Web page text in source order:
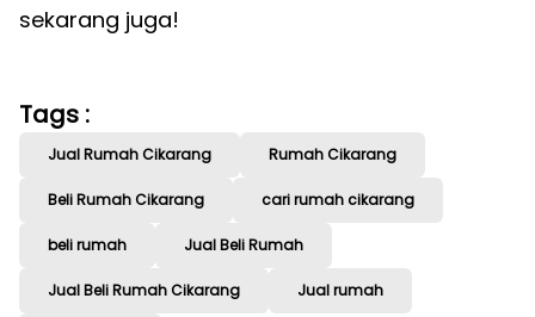
sekarang juga!
Tags :
Jual Rumah Cikarang Rumah Cikarang
Beli Rumah Cikarang cari rumah cikarang
beli rumah Jual Beli Rumah
Jual Beli Rumah Cikarang Jual rumah